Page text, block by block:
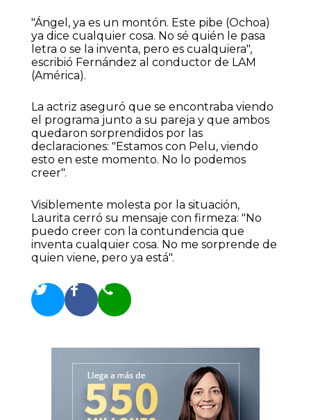
"Ángel, ya es un montón. Este pibe (Ochoa)
ya dice cualquier cosa. No sé quién le pasa
letra o se la inventa, pero es cualquiera",
escribió Fernández al conductor de LAM
(América).
La actriz aseguró que se encontraba viendo
el programa junto a su pareja y que ambos
quedaron sorprendidos por las
declaraciones: "Estamos con Pelu, viendo
esto en este momento. No lo podemos
creer".
Visiblemente molesta por la situación,
Laurita cerró su mensaje con firmeza: "No
puedo creer con la contundencia que
inventa cualquier cosa. No me sorprende de
quien viene, pero ya está".